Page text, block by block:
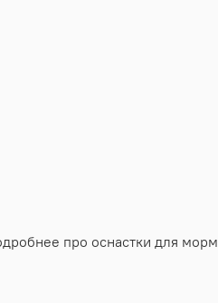
про оснастки для